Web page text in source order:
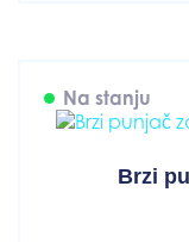
Na stanju
Brzi